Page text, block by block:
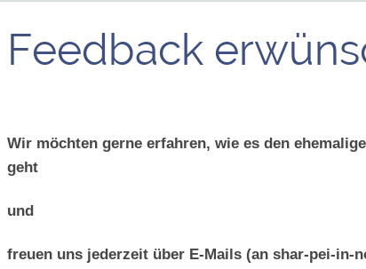
Feedback
Wir möchten gerne erfahren, wie es den
geht
und
freuen uns jederzeit über E-Mails (an shar-pei-in-